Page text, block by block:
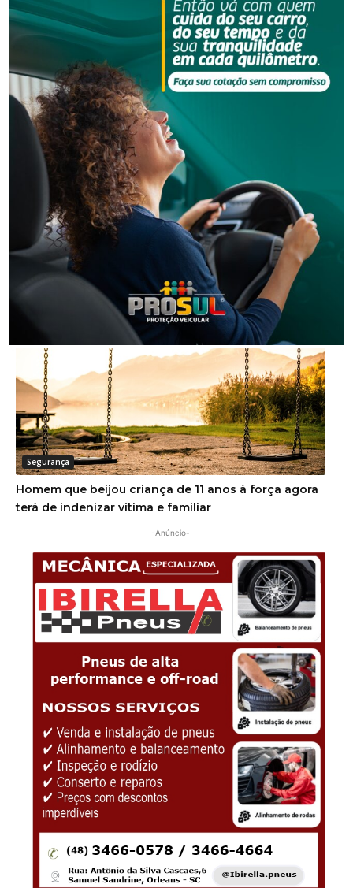
Homem é preso por descumprir medida protetiva
em Urussanga
Segurança
Golpe do falso advogado em Urussanga deixa vítima
com prejuízo de R$ 51 mil
Segurança
Homem que beijou criança de 11 anos à força agora
terá de indenizar vítima e familiar
-Anúncio-